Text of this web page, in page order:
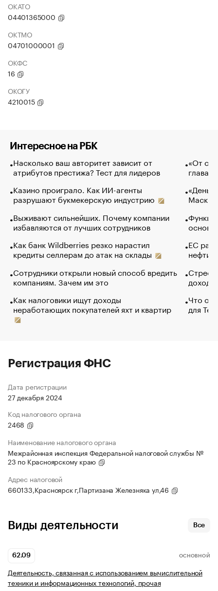
ОКАТО
04401365000
ОКТМО
04701000001
ОКФС
16
ОКОГУ
4210015
Интересное на РБК
Насколько ваш авторитет зависит от
атрибутов престижа? Тест для лидеров
Казино проиграло. Как ИИ-агенты
разрушают букмекерскую индустрию
Выживают сильнейших. Почему компании
избавляются от лучших сотрудников
Как банк Wildberries резко нарастил
кредиты селлерам до атак на склады
Сотрудники открыли новый способ вредить
компаниям. Зачем им это
Как налоговики ищут доходы
неработающих покупателей яхт и квартир
«От
глава
Маск в
основ
ЕС
нефти
Что
для
Регистрация ФНС
Дата регистрации
27 декабря 2024
Код налогового органа
2468
Наименование налогового органа
Межрайонная инспекция Федеральной налоговой службы №
23 по Красноярскому краю
Адрес налоговой
660133,Красноярск г,Партизана Железняка ул,46
Виды деятельности Все
62.09 ОСНОВНОЙ
Деятельность, связанная с использованием вычислительной
техники и информационных технологий, прочая